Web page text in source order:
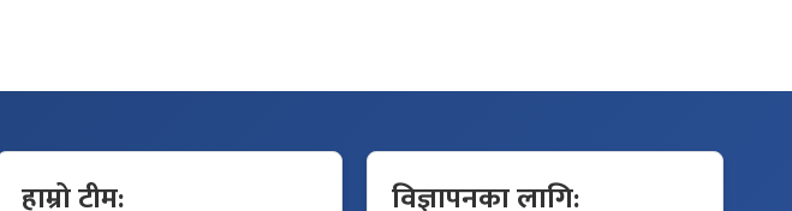
हाम्रो टीम: विज्ञापनका लागि: